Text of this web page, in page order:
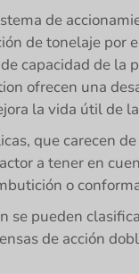
de
de tonelaje por
capacidad de la
ofrecen una
la vida útil de
que carecen
a tener en
o
se pueden
de acción